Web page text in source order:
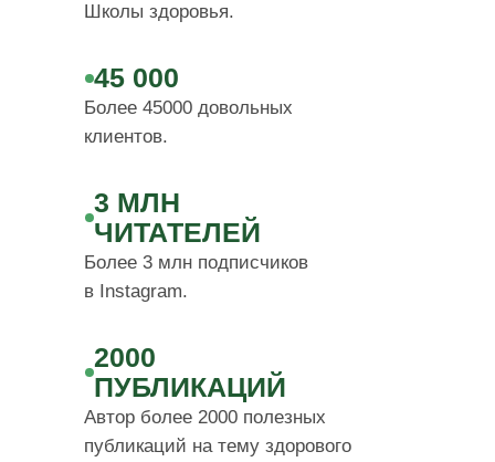
Школы здоровья.
45 000
Более 45000 довольных
клиентов.
3 МЛН
ЧИТАТЕЛЕЙ
Более 3 млн подписчиков
в Instagram.
2000
ПУБЛИКАЦИЙ
Автор более 2000 полезных
публикаций на тему здорового